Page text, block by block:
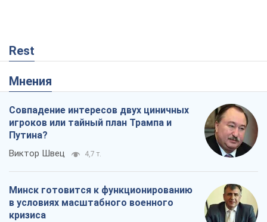
Rest
Мнения
Совпадение интересов двух циничных
игроков или тайный план Трампа и
Путина?
Виктор Швец 4,7 т.
Минск готовится к функционированию
в условиях масштабного военного
кризиса